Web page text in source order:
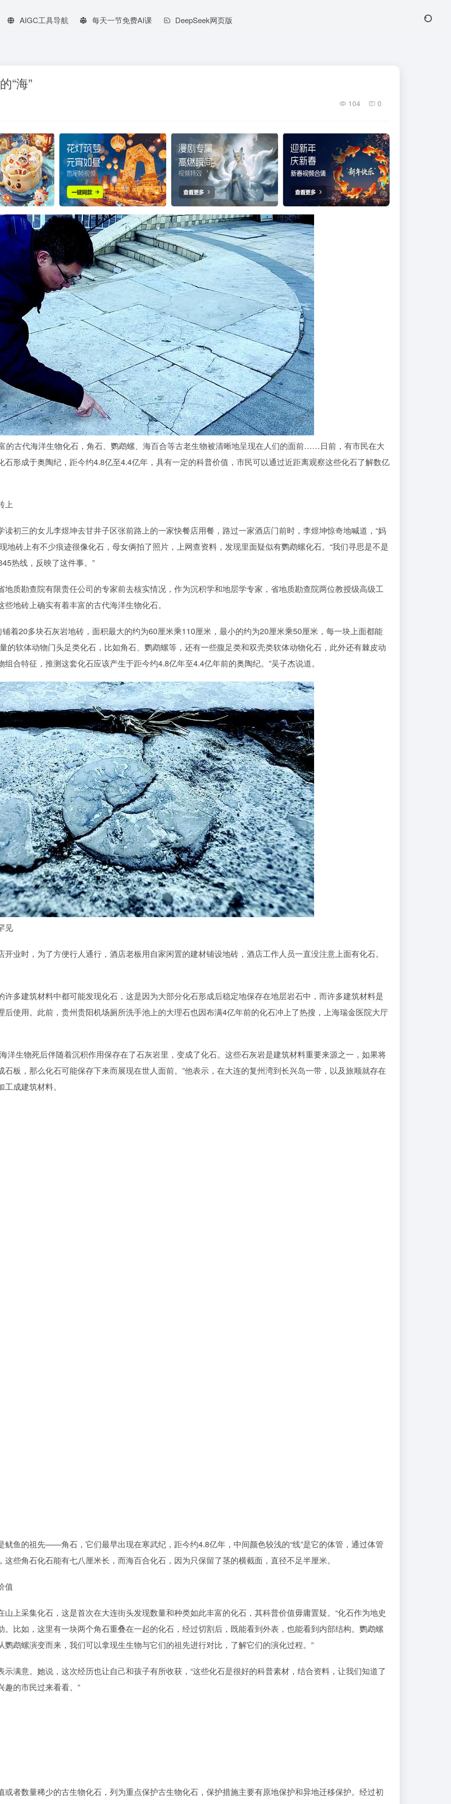
AIGC工具导航 每天一节免费AI课 DeepSeek网页版
“海”
104 0
的古代海洋生物化石，角石、鹦鹉螺、海百合等古老生物被清晰地呈现在人们的面前……日前，有市民在大
形成于奥陶纪，距今约4.8亿至4.4亿年，具有一定的科普价值，市民可以通过近距离观察这些化石了解数亿
上
初三的女儿李煜坤去甘井子区张前路上的一家快餐店用餐，路过一家酒店门前时，李煜坤惊奇地喊道，“妈
地砖上有不少痕迹很像化石，母女俩拍了照片，上网查资料，发现里面疑似有鹦鹉螺化石。“我们寻思是不是
热线，反映了这件事。”
质勘查院有限责任公司的专家前去核实情况，作为沉积学和地层学专家，省地质勘查院两位教授级高级工
地砖上确实有着丰富的古代海洋生物化石。
着20多块石灰岩地砖，面积最大的约为60厘米乘110厘米，最小的约为20厘米乘50厘米，每一块上面都能
的软体动物门头足类化石，比如角石、鹦鹉螺等，还有一些腹足类和双壳类软体动物化石，此外还有棘皮动
合特征，推测这套化石应该产生于距今约4.8亿年至4.4亿年前的奥陶纪。”吴子杰说道。
见
业时，为了方便行人通行，酒店老板用自家闲置的建材铺设地砖，酒店工作人员一直没注意上面有化石。
多建筑材料中都可能发现化石，这是因为大部分化石形成后稳定地保存在地层岩石中，而许多建筑材料是
使用。此前，贵州贵阳机场厕所洗手池上的大理石也因布满4亿年前的化石冲上了热搜，上海瑞金医院大厅
洋生物死后伴随着沉积作用保存在了石灰岩里，变成了化石。这些石灰岩是建筑材料重要来源之一，如果将
板，那么化石可能保存下来而展现在世人面前。”他表示，在大连的复州湾到长兴岛一带，以及旅顺就存在
成建筑材料。
者数量稀少的古生物化石，列为重点保护古生物化石，保护措施主要有原地保护和异地迁移保护。经过初
石名录》中，因此无需给予特别的保护措施。“鹦鹉螺已有几亿年的生活史，被誉为‘活化石’，因为濒临灭
纪就大量出现，其化石在地质记录中分布广泛，并不罕见。”吴子杰进一步介绍道。
还建议政府部门在化石周边设置科普展示板，让路过的市民有机会了解到化石的前世今生。